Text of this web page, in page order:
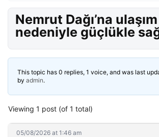
Nemrut Dağı’na
nedeniyle güçlükle
This topic has 0 replies, 1 voice, and was last
by admin.
Viewing 1 post (of 1 total)
05/08/2026 at 1:46 am